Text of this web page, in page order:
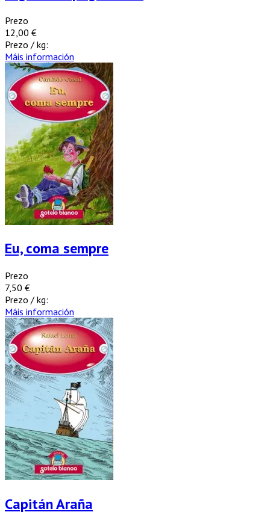
Prezo
12,00 €
Prezo / kg:
Máis información
Eu, coma sempre
Prezo
7,50 €
Prezo / kg:
Máis información
Capitán Araña